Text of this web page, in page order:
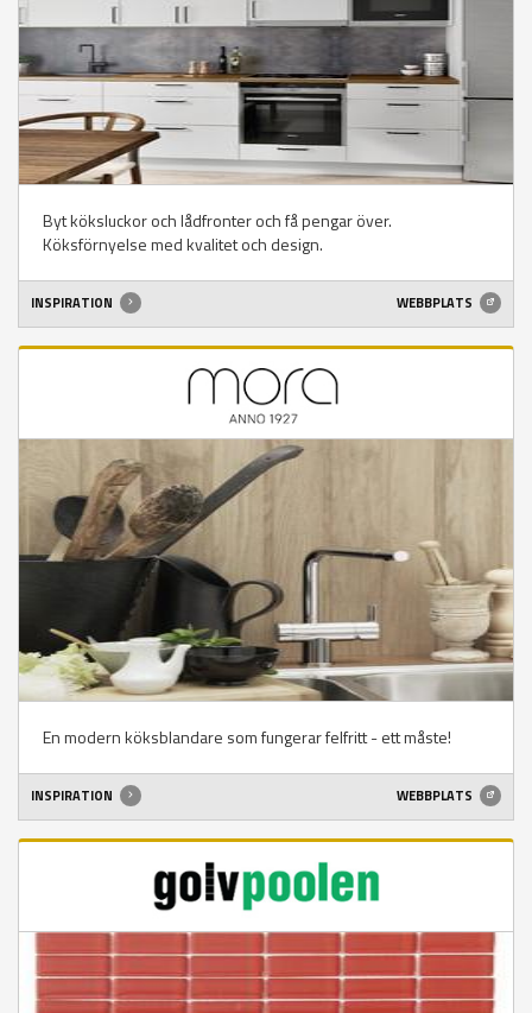
Byt köksluckor och lådfronter och få pengar över.
Köksförnyelse med kvalitet och design.
INSPIRATION WEBBPLATS
En modern köksblandare som fungerar felfritt - ett måste!
INSPIRATION WEBBPLATS